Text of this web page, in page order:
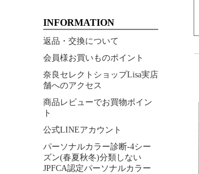
INFORMATION
返品・交換について
会員様お買いものポイント
奈良セレクトショップLisa実店
舗へのアクセス
商品レビューでお買物ポイン
ト
公式LINEアカウント
パーソナルカラー診断-4シー
ズン(春夏秋冬)分類しない
JPFCA認定パーソナルカラー